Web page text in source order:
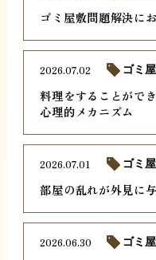
ゴミ屋敷問題解決に
料理をすることがで
心理的メカニズム
2026.07.02 ゴミ
部屋の乱れが外見に
2026.07.01 ゴミ
2026.06.30 ゴミ